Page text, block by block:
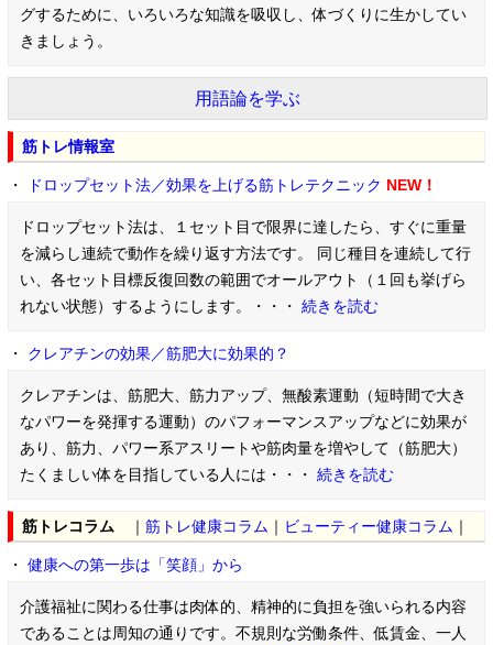
グするために、いろいろな知識を吸収し、体づくりに生かしてい
きましょう。
用語論を学ぶ
筋トレ情報室
・ ドロップセット法／効果を上げる筋トレテクニック NEW！
ドロップセット法は、１セット目で限界に達したら、すぐに重量
を減らし連続で動作を繰り返す方法です。 同じ種目を連続して行
い、各セット目標反復回数の範囲でオールアウト（１回も挙げら
れない状態）するようにします。・・・ 続きを読む
・ クレアチンの効果／筋肥大に効果的？
クレアチンは、筋肥大、筋力アップ、無酸素運動（短時間で大き
なパワーを発揮する運動）のパフォーマンスアップなどに効果が
あり、筋力、パワー系アスリートや筋肉量を増やして（筋肥大）
たくましい体を目指している人には・・・ 続きを読む
筋トレコラム ｜ 筋トレ健康コラム ｜ ビューティー健康コラム ｜
・ 健康への第一歩は「笑顔」から
介護福祉に関わる仕事は肉体的、精神的に負担を強いられる内容
であることは周知の通りです。不規則な労働条件、低賃金、一人